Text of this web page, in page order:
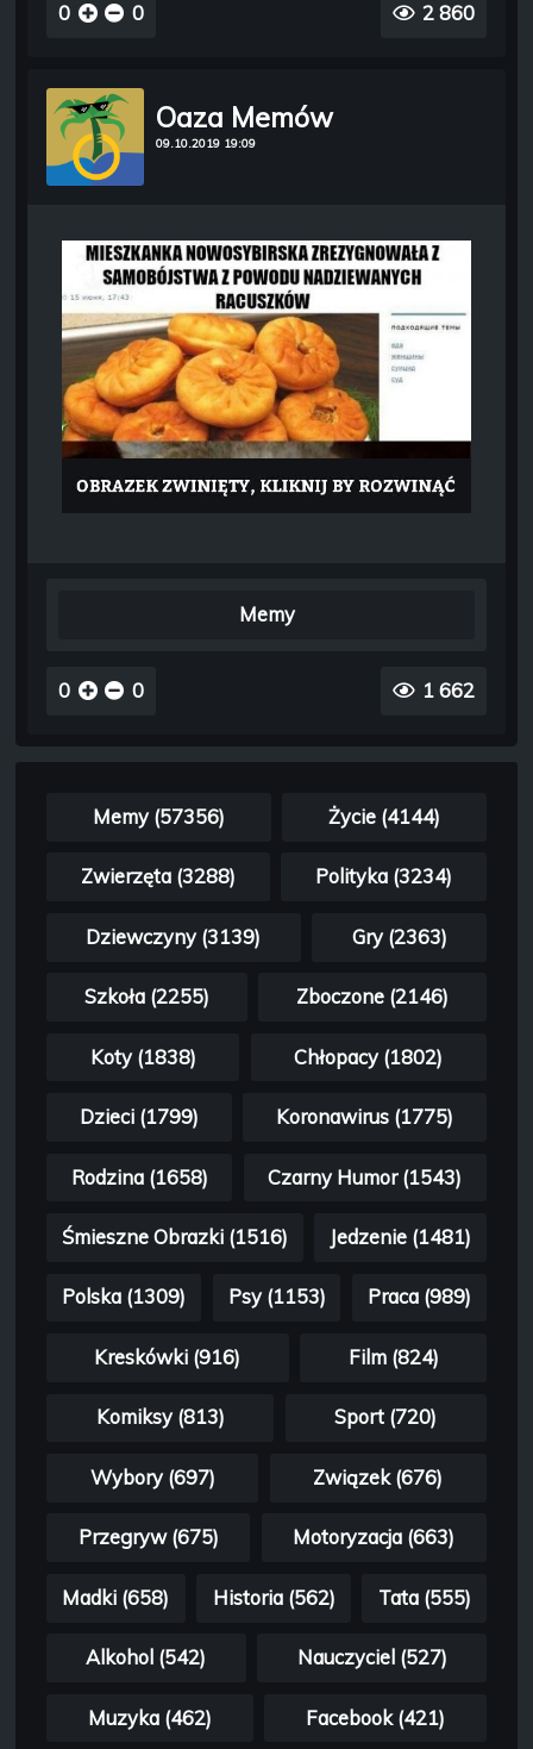
0 0 2 860
Oaza Memów
09.10.2019 19:09
Memy
0 0 1 662
Memy (57356) Życie (4144)
Zwierzęta (3288) Polityka (3234)
Dziewczyny (3139) Gry (2363)
Szkoła (2255) Zboczone (2146)
Koty (1838) Chłopacy (1802)
Dzieci (1799) Koronawirus (1775)
Rodzina (1658) Czarny Humor (1543)
Śmieszne Obrazki (1516) Jedzenie (1481)
Polska (1309) Psy (1153) Praca (989)
Kreskówki (916) Film (824)
Komiksy (813) Sport (720)
Wybory (697) Związek (676)
Przegryw (675) Motoryzacja (663)
Madki (658) Historia (562) Tata (555)
Alkohol (542) Nauczyciel (527)
Muzyka (462) Facebook (421)